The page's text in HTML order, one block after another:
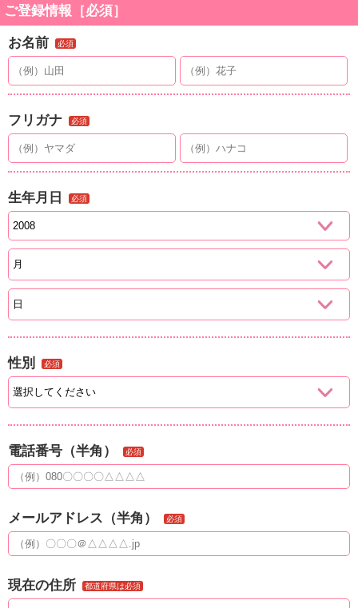
ご登録情報［必須］
お名前 必須
フリガナ 必須
生年月日 必須
性別 必須
電話番号（半角） 必須
メールアドレス（半角） 必須
現在の住所 都道府県は必須